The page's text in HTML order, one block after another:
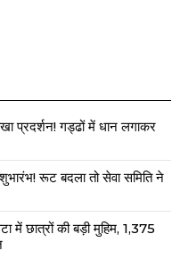
प्रदर्शन! गड्ढों में धान लगाकर
रूट बदला तो सेवा समिति ने
में छात्रों की बड़ी मुहिम, 1,375